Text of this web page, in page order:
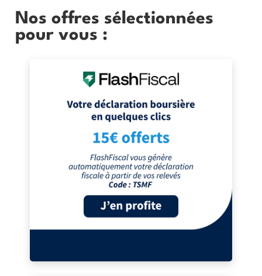
Nos offres sélectionnées
pour vous :